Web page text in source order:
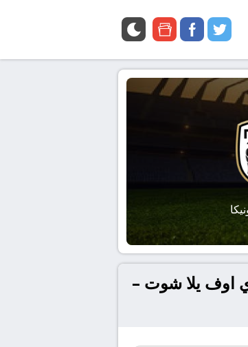
twitter
facebook
google
اوف يلا شوت –